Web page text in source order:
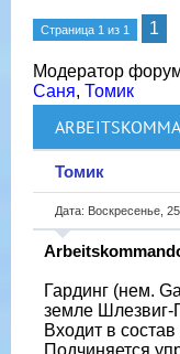
Страница 1 из 1 1
Модератор
Саня, Томик
Томик
Дата: Воскресенье,
Гардинг (нем.
земле Шлезвиг-
Входит в
Подчиняется